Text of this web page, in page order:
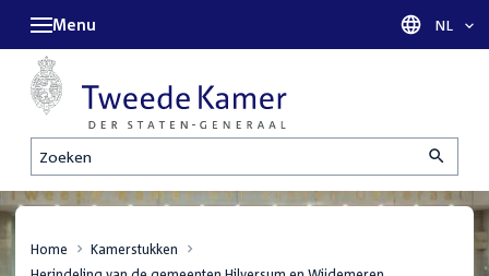
Zoeken
Menu Taal
NL
Home
Kamerstukken